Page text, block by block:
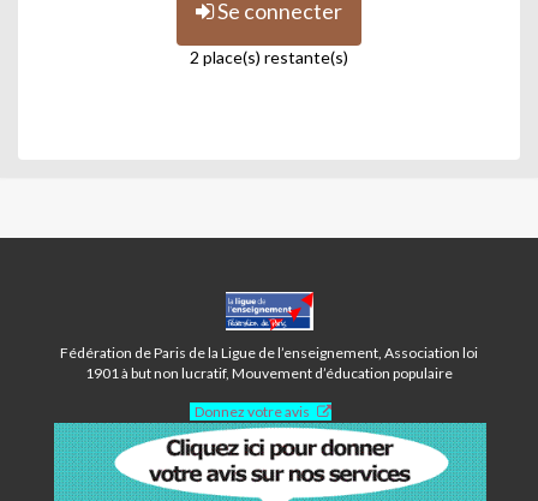
Se connecter
2 place(s) restante(s)
MAISON
DES
ENSEMBLES
-
12ÈME
Fédération de Paris de la Ligue de l’enseignement, Association loi
1901 à but non lucratif, Mouvement d’éducation populaire
Donnez votre avis